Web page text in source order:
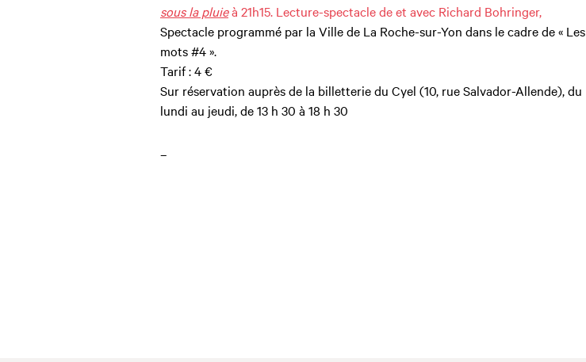
sous la pluieà 21h15. Lecture-spectacle de et avec Richard Bohringer,
Spectacle programmé par la Ville de La Roche-sur-Yon dans le cadre de « Les
mots #4 ».
Tarif : 4 €
Sur réservation auprès de la billetterie du Cyel (10, rue Salvador-Allende), du
lundi au jeudi, de 13 h 30 à 18 h 30
–